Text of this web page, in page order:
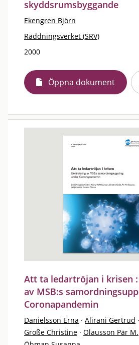
skyddsrumsbyggande
Ekengren Björn
Räddningsverket (SRV)
2000
Öppna dokument
Att ta ledartröjan i krisen
av MSB:s
Coronapandemin
Danielsson Erna · Alirani Gertrud ·
Große Christine · Olausson Pär M.